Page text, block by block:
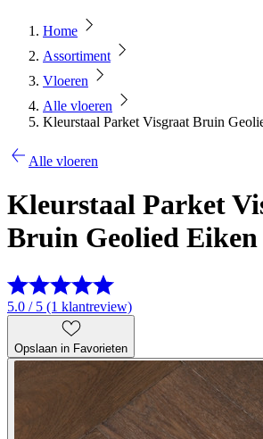
Home
Assortiment
Vloeren
Alle vloeren
Kleurstaal Parket Visgraat Bruin
Alle vloeren
Kleurstaal Parket
Bruin Geolied Eiken
5.0 / 5 (1 klantreview)
Opslaan in Favorieten